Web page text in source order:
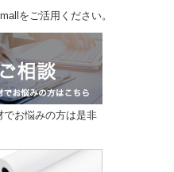
をご活用ください。
お悩みの方は是非